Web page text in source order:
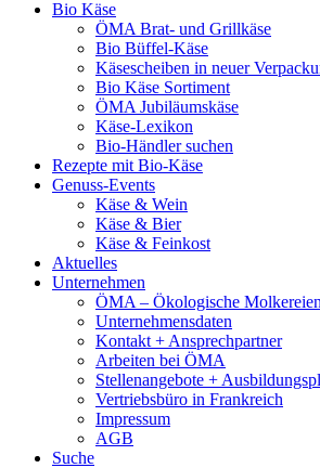
Bio Käse
ÖMA Brat- und Grillkäse
Bio Büffel-Käse
Käsescheiben in neuer
Bio Käse Sortiment
ÖMA Jubiläumskäse
Käse-Lexikon
Bio-Händler suchen
Rezepte mit Bio-Käse
Genuss-Events
Käse & Wein
Käse & Bier
Käse & Feinkost
Aktuelles
Unternehmen
ÖMA – Ökologische
Unternehmensdaten
Kontakt + Ansprechpartner
Arbeiten bei ÖMA
Stellenangebote +
Vertriebsbüro in Frankreich
Impressum
AGB
Suche